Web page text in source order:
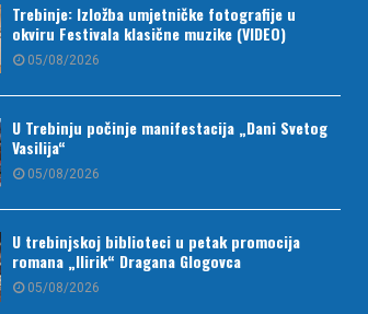
Trebinje: Izložba umjetničke fotografije u
okviru Festivala klasične muzike (VIDEO)
05/08/2026
U Trebinju počinje manifestacija „Dani Svetog
Vasilija“
05/08/2026
U trebinjskoj biblioteci u petak promocija
romana „Ilirik“ Dragana Glogovca
05/08/2026